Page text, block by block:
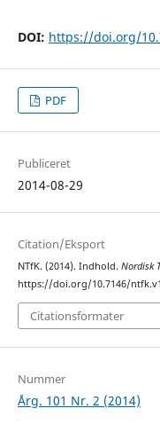
DOI: https://doi.org/
PDF
Publiceret
2014-08-29
Citation/Eksport
NTfK. (2014). Indhold. Nordisk
https://doi.org/10.7146/
Citationsformater
Nummer
Årg. 101 Nr. 2 (2014)